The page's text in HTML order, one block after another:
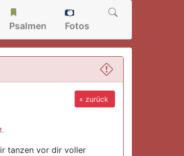
Psalmen Fotos
« zurück
tanzen vor dir voller